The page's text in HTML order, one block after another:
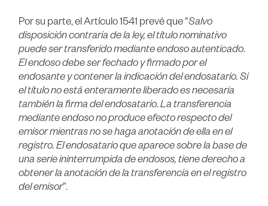
Por su parte, el Artículo 1541 prevé que “Salvo
disposición contraria de la ley, el título nominativo
puede ser transferido mediante endoso autenticado.
El endoso debe ser fechado y firmado por el
endosante y contener la indicación del endosatario. Si
el título no está enteramente liberado es necesaria
también la firma del endosatario.La transferencia
mediante endoso no produce efecto respecto del
emisor mientras no se haga anotación de ella en el
registro. El endosatario que aparece sobre la base de
una serie ininterrumpida de endosos, tiene derecho a
obtener la anotación de la transferencia en el registro
del emisor”.